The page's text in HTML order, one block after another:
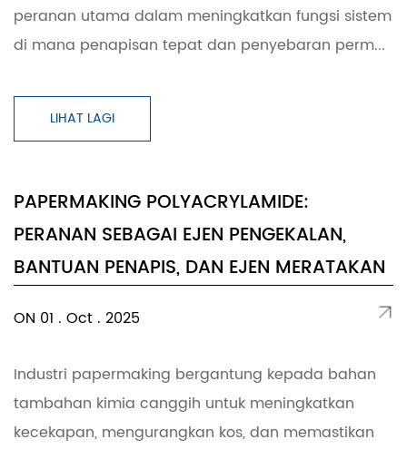
peranan utama dalam meningkatkan fungsi sistem
di mana penapisan tepat dan penyebaran perm...
LIHAT LAGI
PAPERMAKING POLYACRYLAMIDE:
PERANAN SEBAGAI EJEN PENGEKALAN,
BANTUAN PENAPIS, DAN EJEN MERATAKAN
ON 01 . Oct . 2025
Industri papermaking bergantung kepada bahan
tambahan kimia canggih untuk meningkatkan
kecekapan, mengurangkan kos, dan memastikan